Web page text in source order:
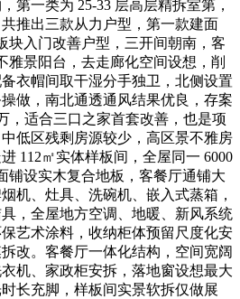
第一类为 25-33 层高层精拆室第，
推出三款从力户型，第一款建面
块入门改善户型，三开间朝南，客
雅景阳台，去走廊化空间设想，削
衣帽间取干湿分手独卫，北侧设置
做，南北通透通风结果优良，存案
，适合三口之家首套改善，也是项
低区残剩房源较少，高区景不雅房
112㎡实体样板间，全屋同一 6000
铺设实木复合地板，客餐厅通铺大
机、灶具、洗碗机、嵌入式蒸箱，
，全屋地方空调、地暖、新风系统
艺术涂料，收纳柜体预留尺度化安
改。客餐厅一体化结构，空间宽阔
机、家政柜安拆，落地窗设想最大
长充脚，样板间实景软拆仅做展